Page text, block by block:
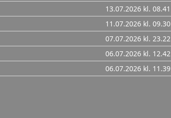
13.07.2026 kl. 08.41
11.07.2026 kl. 09.30
07.07.2026 kl. 23.22
06.07.2026 kl. 12.42
06.07.2026 kl. 11.39